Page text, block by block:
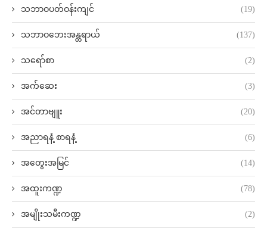
သဘာဝပတ်ဝန်းကျင် (19)
သဘာဝဘေးအန္တရာယ် (137)
သရော်စာ (2)
အက်ဆေး (3)
အင်တာဗျူး (20)
အညာရနံ့ စာရနံ့ (6)
အတွေးအမြင် (14)
အထူးကဏ္ဍ (78)
အမျိုးသမီးကဏ္ဍ (2)